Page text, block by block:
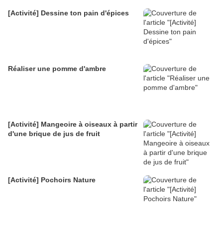
[Activité] Dessine ton pain d'épices
Réaliser une pomme d'ambre
[Activité] Mangeoire à oiseaux à partir
d'une brique de jus de fruit
[Activité] Pochoirs Nature